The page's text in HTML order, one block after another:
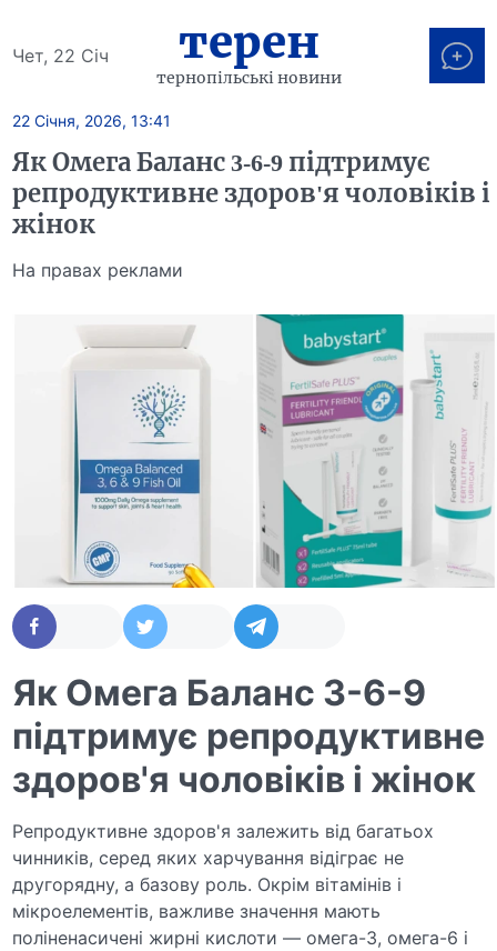
Чет, 22 Січ терен
тернопільські новини
22 Січня, 2026, 13:41
Як Омега Баланс 3-6-9 підтримує
репродуктивне здоров'я чоловіків і
жінок
На правах реклами
Як Омега Баланс 3-6-9
підтримує репродуктивне
здоров'я чоловіків і жінок
Репродуктивне здоров'я залежить від багатьох
чинників, серед яких харчування відіграє не
другорядну, а базову роль. Окрім вітамінів і
мікроелементів, важливе значення мають
поліненасичені жирні кислоти — омега-3, омега-6 і